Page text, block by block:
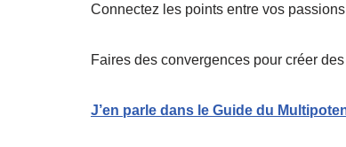
Connectez les points entre vos
Faires des convergences pour créer
J’en parle dans le Guide du